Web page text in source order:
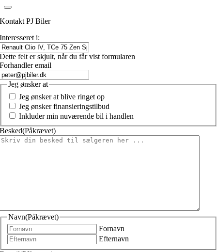
Kontakt PJ Biler
Interesseret i:
Dette felt er skjult, når du får vist formularen
Forhandler email
Jeg ønsker at
Jeg ønsker at blive ringet op
Jeg ønsker finansieringstilbud
Inkluder min nuværende bil i handlen
Besked(Påkrævet)
Navn(Påkrævet)
Fornavn
Efternavn